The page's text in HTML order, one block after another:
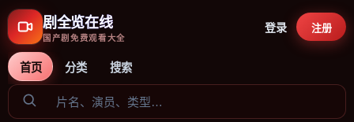
剧全览在线
国产剧免费观看大全
首页 分类 搜索
登录 注册